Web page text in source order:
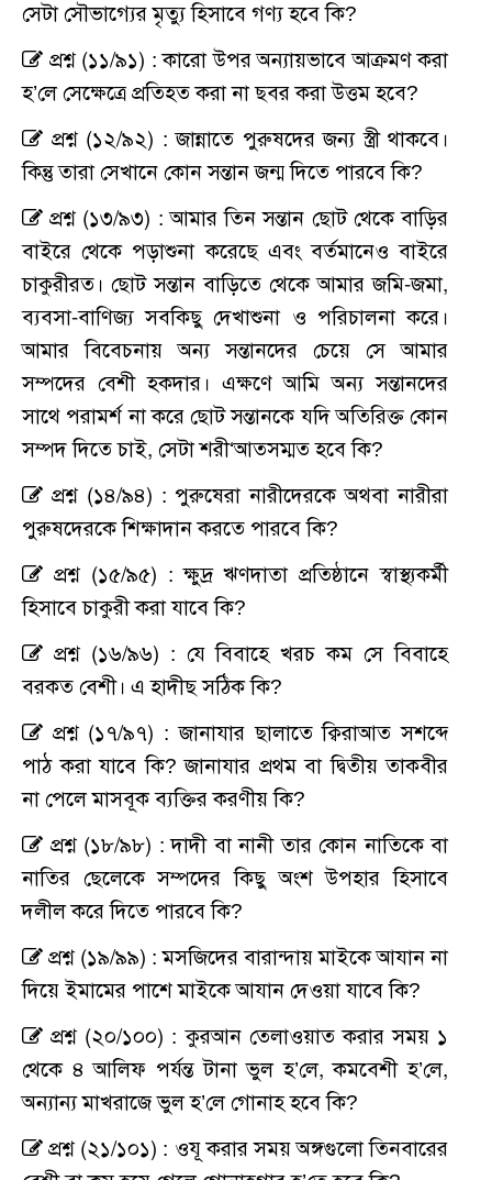
সেটা সৌভাগ্যের মৃত্যু হিসাবে গণ্য হবে কি?
প্রশ্ন (১১/৯১) : কারো উপর অন্যায়ভাবে আক্রমণ করা
হ’লে সেক্ষেত্রে প্রতিহত করা না ছবর করা উত্তম হবে?
প্রশ্ন (১২/৯২) : জান্নাতে পুরুষদের জন্য স্ত্রী থাকবে।
কিন্তু তারা সেখানে কোন সন্তান জন্ম দিতে পারবে কি?
প্রশ্ন (১৩/৯৩) : আমার তিন সন্তান ছোট থেকে বাড়ির
বাইরে থেকে পড়াশুনা করেছে এবং বর্তমানেও বাইরে
চাকুরীরত। ছোট সন্তান বাড়িতে থেকে আমার জমি-জমা,
ব্যবসা-বাণিজ্য সবকিছু দেখাশুনা ও পরিচালনা করে।
আমার বিবেচনায় অন্য সন্তানদের চেয়ে সে আমার
সম্পদের বেশী হকদার। এক্ষণে আমি অন্য সন্তানদের
সাথে পরামর্শ না করে ছোট সন্তানকে যদি অতিরিক্ত কোন
সম্পদ দিতে চাই, সেটা শরী‘আতসম্মত হবে কি?
প্রশ্ন (১৪/৯৪) : পুরুষেরা নারীদেরকে অথবা নারীরা
পুরুষদেরকে শিক্ষাদান করতে পারবে কি?
প্রশ্ন (১৫/৯৫) : ক্ষুদ্র ঋণদাতা প্রতিষ্ঠানে স্বাস্থ্যকর্মী
হিসাবে চাকুরী করা যাবে কি?
প্রশ্ন (১৬/৯৬) : যে বিবাহে খরচ কম সে বিবাহে
বরকত বেশী। এ হাদীছ সঠিক কি?
প্রশ্ন (১৭/৯৭) : জানাযার ছালাতে ক্বিরাআত সশব্দে
পাঠ করা যাবে কি? জানাযার প্রথম বা দ্বিতীয় তাকবীর
না পেলে মাসবূক ব্যক্তির করণীয় কি?
প্রশ্ন (১৮/৯৮) : দাদী বা নানী তার কোন নাতিকে বা
নাতির ছেলেকে সম্পদের কিছু অংশ উপহার হিসাবে
দলীল করে দিতে পারবে কি?
প্রশ্ন (১৯/৯৯) : মসজিদের বারান্দায় মাইকে আযান না
দিয়ে ইমামের পাশে মাইকে আযান দেওয়া যাবে কি?
প্রশ্ন (২০/১০০) : কুরআন তেলাওয়াত করার সময় ১
থেকে ৪ আলিফ পর্যন্ত টানা ভুল হ’লে, কমবেশী হ’লে,
অন্যান্য মাখরাজে ভুল হ’লে গোনাহ হবে কি?
প্রশ্ন (২১/১০১) : ওযূ করার সময় অঙ্গগুলো তিনবারের